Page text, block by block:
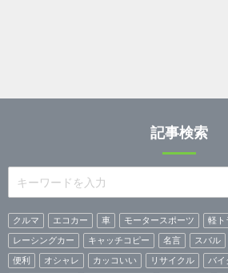
記事検索
クルマ エコカー 車 モータースポーツ 軽ト
レーシングカー
キャッチコピー 名言 スバル
便利
オシャレ カッコいい リサイクル バイ